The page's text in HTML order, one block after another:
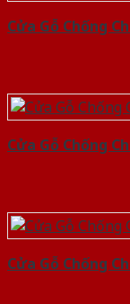
Cửa Gỗ Chống
Cửa Gỗ Chống
Cửa Gỗ Chống